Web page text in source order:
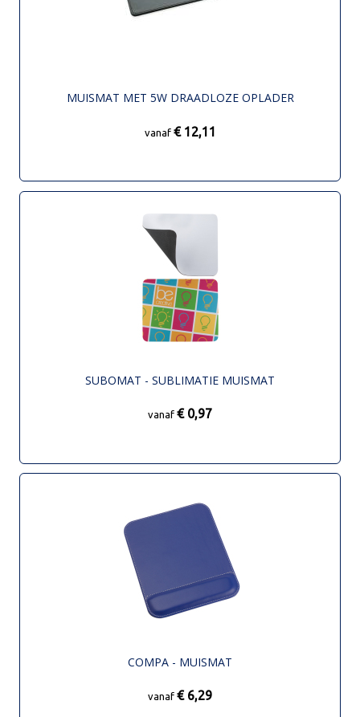
MUISMAT MET 5W DRAADLOZE OPLADER
vanaf € 12,11
SUBOMAT - SUBLIMATIE MUISMAT
vanaf € 0,97
COMPA - MUISMAT
vanaf € 6,29